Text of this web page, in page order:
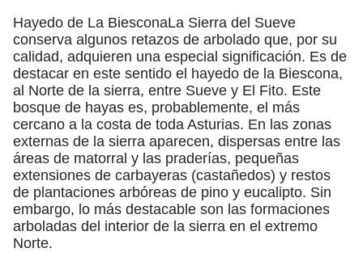
Hayedo de La BiesconaLa Sierra del Sueve
conserva algunos retazos de arbolado que, por su
calidad, adquieren una especial significación. Es de
destacar en este sentido el hayedo de la Biescona,
al Norte de la sierra, entre Sueve y El Fito. Este
bosque de hayas es, probablemente, el más
cercano a la costa de toda Asturias. En las zonas
externas de la sierra aparecen, dispersas entre las
áreas de matorral y las praderías, pequeñas
extensiones de carbayeras (castañedos) y restos
de plantaciones arbóreas de pino y eucalipto. Sin
embargo, lo más destacable son las formaciones
arboladas del interior de la sierra en el extremo
Norte.